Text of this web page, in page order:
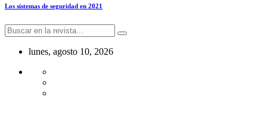
Los sistemas de seguridad en 2021
lunes, agosto 10, 2026